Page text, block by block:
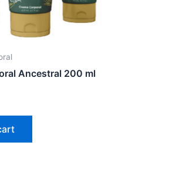
Ancestral 200 ml